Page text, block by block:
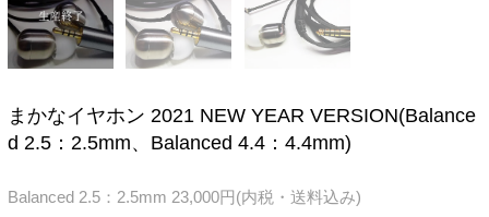
まかなイヤホン 2021 NEW YEAR VERSION(Balance
d 2.5：2.5mm、Balanced 4.4：4.4mm)
Balanced 2.5：2.5mm 23,000円(内税・送料込み)